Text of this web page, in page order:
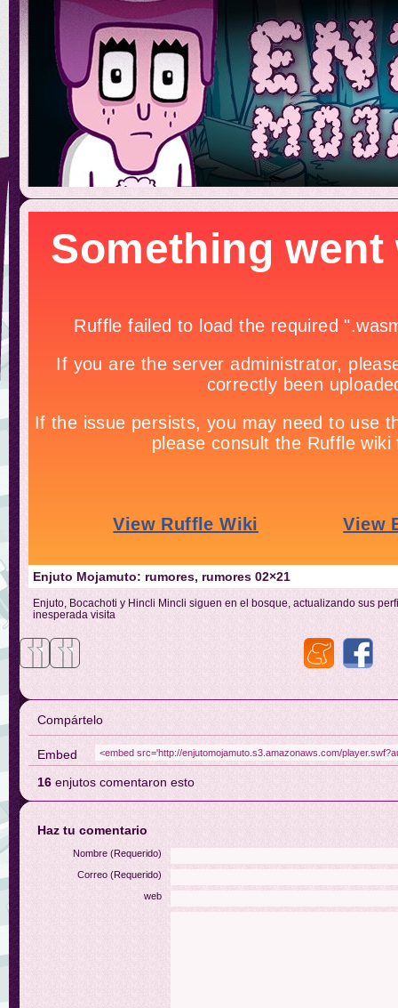
Enjuto Mojamuto: rumores, rumores 02×21
Enjuto, Bocachoti y Hincli Mincli siguen en el bosque, actualizando sus
inesperada visita
Compártelo
Embed
16 enjutos comentaron esto
Haz tu comentario
Nombre (Requerido)
Correo (Requerido)
web